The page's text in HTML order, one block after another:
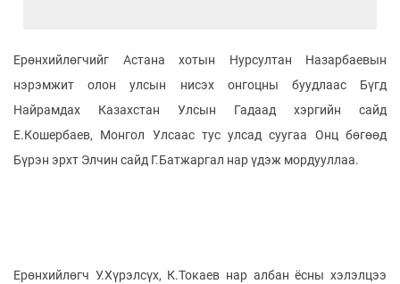
Ерөнхийлөгчийг Астана хотын Нурсултан Назарбаевын
нэрэмжит олон улсын нисэх онгоцны буудлаас Бүгд
Найрамдах Казахстан Улсын Гадаад хэргийн сайд
Е.Кошербаев, Монгол Улсаас тус улсад суугаа Онц бөгөөд
Бүрэн эрхт Элчин сайд Г.Батжаргал нар үдэж мордууллаа.
Ерөнхийлөгч У.Хүрэлсүх, К.Токаев нар албан ёсны хэлэлцээ